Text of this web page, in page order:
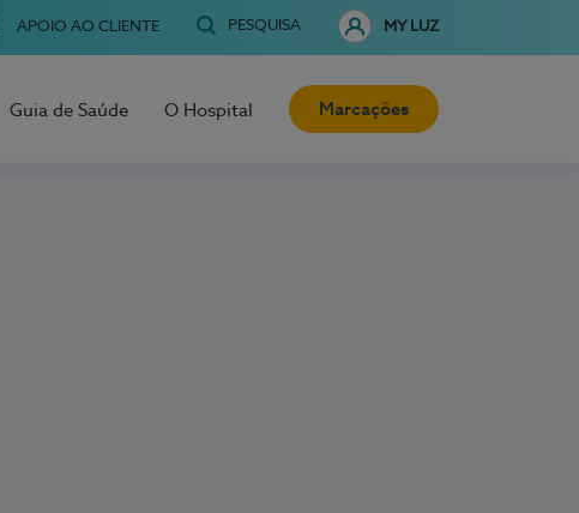
APOIO AO CLIENTE PESQUISA MY LUZ
Guia de Saúde O Hospital Marcações